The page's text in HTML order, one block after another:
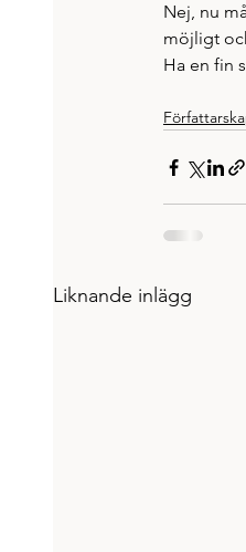
Nej, nu
möjligt
Ha en fin
Liknande inlägg